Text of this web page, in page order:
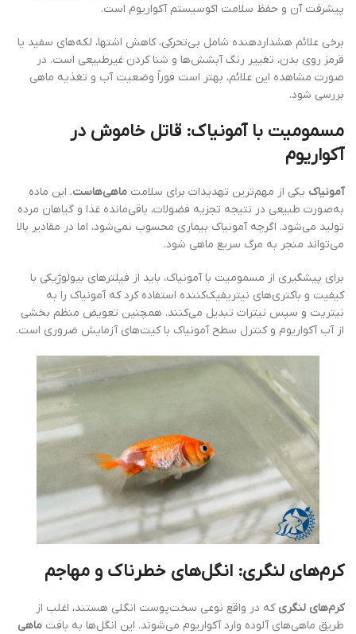
پیشرفت آن و حفظ سلامت اکوسیستم آکواریوم است.
برخی علائم هشداردهنده شامل بی‌تحرکی، کاهش اشتها، لکه‌های سفید یا
قرمز روی بدن، تغییر رنگ آبشش‌ها و شنا کردن غیرطبیعی است. در
صورت مشاهده این علائم، بهتر است فوراً وضعیت آب و تغذیه ماهی
بررسی شود.
مسمومیت با آمونیاک: قاتل خاموش در
آکواریوم
آمونیاک یکی از مهم‌ترین تهدیدات برای سلامت ماهی‌هاست. این ماده
به‌صورت طبیعی در نتیجه تجزیه فضولات، باقی‌مانده غذا و گیاهان مرده
تولید می‌شود. اگرچه آمونیاک بیماری محسوب نمی‌شود، اما در مقادیر بالا
می‌تواند منجر به مرگ سریع ماهی شود.
برای پیشگیری از مسمومیت با آمونیاک، باید از فیلترهای بیولوژیکی با
کیفیت و باکتری‌های نیتریفیک‌کننده استفاده کرد که آمونیاک را به
نیتریت و سپس نیترات تبدیل می‌کنند. همچنین تعویض منظم بخشی
از آب آکواریوم و کنترل سطح آمونیاک با کیت‌های آزمایش ضروری است.
کرم‌های لنگری: انگل‌های خطرناک و مهاجم
کرم‌های لنگری که در واقع نوعی سخت‌پوست انگلی هستند، اغلب از
طریق ماهی‌های آلوده وارد آکواریوم می‌شوند. این انگل‌ها به بافت ماهی